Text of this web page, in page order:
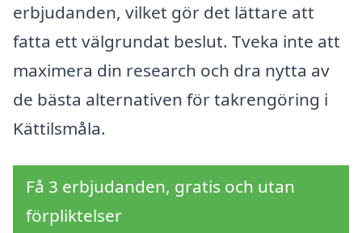
erbjudanden, vilket gör det lättare att
fatta ett välgrundat beslut. Tveka inte att
maximera din research och dra nytta av
de bästa alternativen för takrengöring i
Kättilsmåla.
Få 3 erbjudanden, gratis och utan
förpliktelser